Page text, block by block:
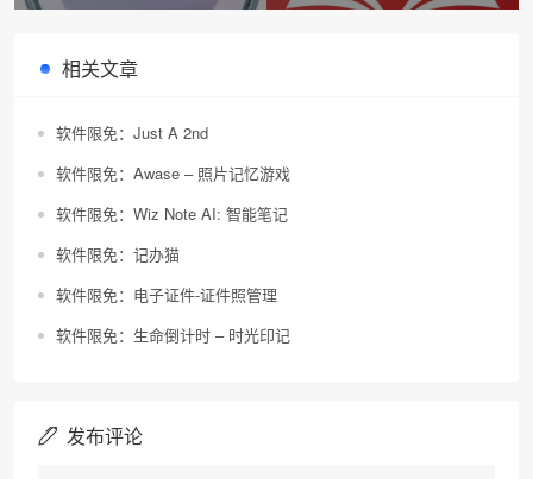
相关文章
软件限免：Just A 2nd
软件限免：Awase – 照片记忆游戏
软件限免：Wiz Note AI: 智能笔记
软件限免：记办猫
软件限免：电子证件-证件照管理
软件限免：生命倒计时 – 时光印记
发布评论